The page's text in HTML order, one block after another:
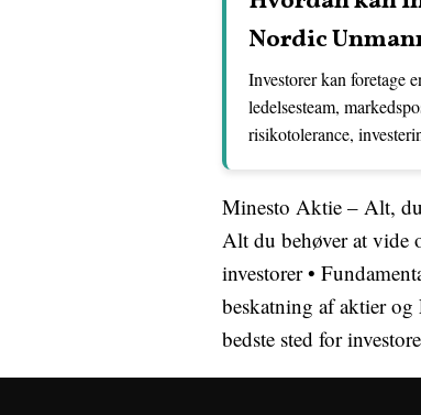
Nordic
Investorer kan foretage
ledelsesteam,
risikotolerance,
Minesto Aktie – Alt,
Alt du behøver at
investorer•
beskatning af aktier
bedste sted for